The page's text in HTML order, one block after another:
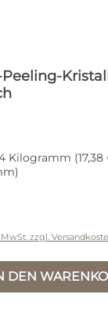
Kilogramm (17,38
Preis:
zzgl.
DEN